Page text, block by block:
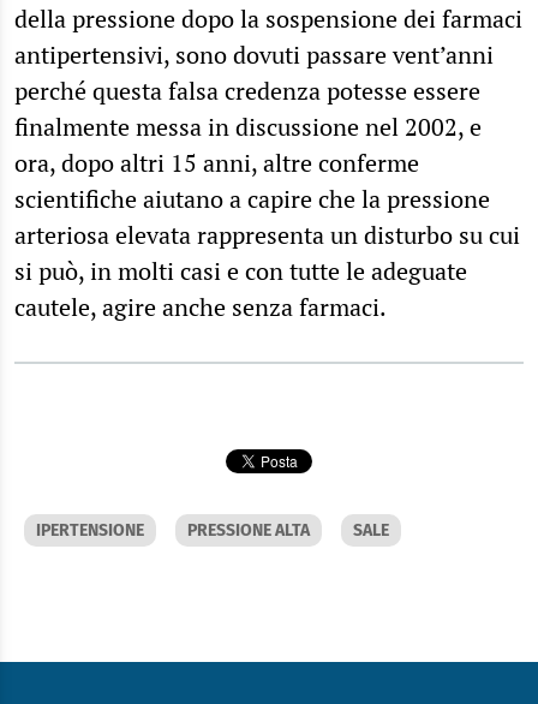
della pressione dopo la sospensione dei farmaci
antipertensivi, sono dovuti passare vent’anni
perché questa falsa credenza potesse essere
finalmente messa in discussione nel 2002, e
ora, dopo altri 15 anni, altre conferme
scientifiche aiutano a capire che la pressione
arteriosa elevata rappresenta un disturbo su cui
si può, in molti casi e con tutte le adeguate
cautele, agire anche senza farmaci.
IPERTENSIONE PRESSIONE ALTA SALE